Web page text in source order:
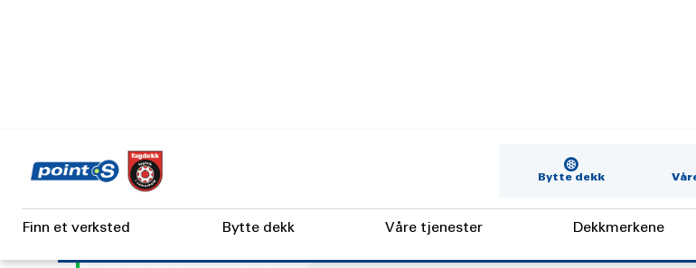
main
Bytte dekk
Finn et verksted Bytte dekk Våre tjenester Dekkmerkene
Dekkverksted
DEKK SKIEN